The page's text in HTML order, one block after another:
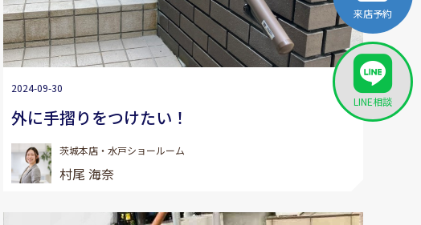
2024-09-30
外に手摺りをつけたい！
茨城本店・水戸ショールーム
村尾 海奈
来店予約
LINE相談